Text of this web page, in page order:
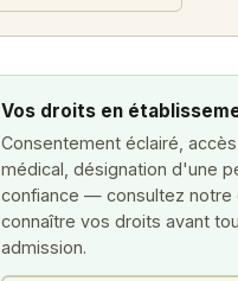
Vos droits en
Consentement éclairé,
médical, désignation d'une
confiance — consultez notre
connaître vos droits avant
admission.